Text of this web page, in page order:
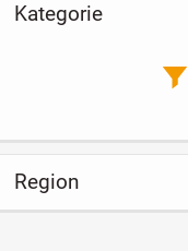
Kategorie
Region